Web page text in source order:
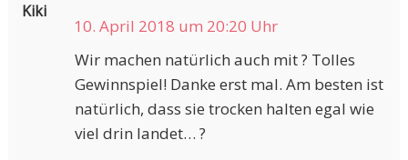
Kiki
10. April 2018 um 20:20 Uhr
Wir machen natürlich auch mit ? Tolles
Gewinnspiel! Danke erst mal. Am besten ist
natürlich, dass sie trocken halten egal wie
viel drin landet… ?